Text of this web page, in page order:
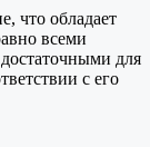
что обладает
всеми
для
с его